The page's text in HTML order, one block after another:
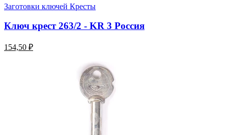
Заготовки ключей Кресты
Ключ крест 263/2 - KR 3 Россия
154,50 ₽